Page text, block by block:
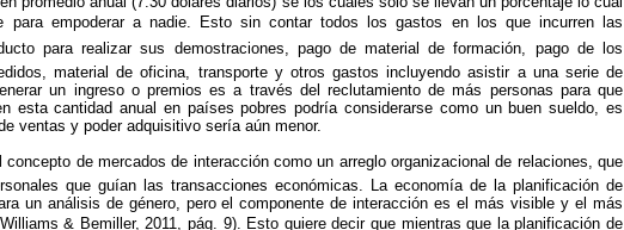
para empoderar a nadie. Esto sin contar todos los gastos en los que incurren las
para realizar sus demostraciones, pago de material de formación, pago de los
material de oficina, transporte y otros gastos incluyendo asistir a una serie de
un ingreso o premios es a través del reclutamiento de más personas para que
esta cantidad anual en países pobres podría considerarse como un buen sueldo, es
ventas y poder adquisitivo sería aún menor.
de mercados de interacción como un arreglo organizacional de relaciones, que
que guían las transacciones económicas. La economía de la planificación de
un análisis de género, pero el componente de interacción es el más visible y el más
& Bemiller, 2011, pág. 9). Esto quiere decir que mientras que la planificación de